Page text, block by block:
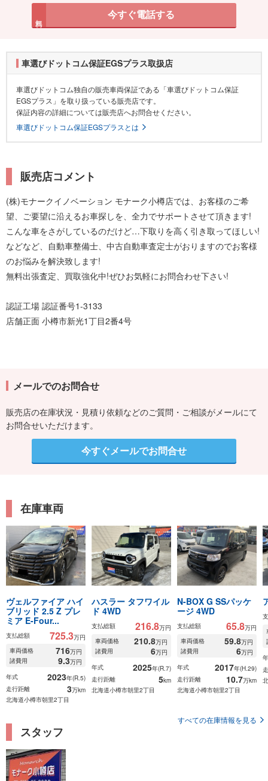
今すぐ電話する
車選びドットコム保証EGSプラス取扱店
車選びドットコム独自の販売車両保証である「車選びドットコム保証
EGSプラス」を取り扱っている販売店です。
保証内容の詳細については販売店へお問合せください。
車選びドットコム保証EGSプラスとは
販売店コメント
(株)モナークイノベーション モナーク小樽店では、お客様のご希
望、ご要望に沿えるお車探しを、全力でサポートさせて頂きます!
こんな車をさがしているのだけど…下取りを高く引き取ってほしい!
などなど、自動車整備士、中古自動車査定士がおりますのでお客様
のお悩みを解決致します!
無料出張査定、買取強化中!ぜひお気軽にお問合わせ下さい!
認証工場 認証番号1-3133
店舗正面 小樽市新光1丁目2番4号
メールでのお問合せ
販売店の在庫状況・見積り依頼などのご質問・ご相談がメールにて
お問合せいただけます。
今すぐメールでお問合せ
在庫車両
ヴェルファイア ハイ
ブリッド 2.5 Z プレ
ミア E-Four...
支払総額 725.3万円
車両価格
716万円
諸費用
9.3万円
年式
2023年(R.5)
走行距離
3万km
北海道小樽市朝里2丁目
ハスラー タフワイル
ド 4WD
支払総額 216.8万円
車両価格
210.8万円
諸費用
6万円
年式
2025年(R.7)
走行距離
5km
北海道小樽市朝里2丁目
N-BOX G SSパッケ
ージ 4WD
支払総額 65.8万円
車両価格
59.8万円
諸費用
6万円
年式
2017年(H.29)
走行距離
10.7万km
北海道小樽市朝里2丁目
すべての在庫情報を見る
スタッフ